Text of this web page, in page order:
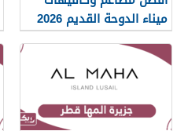
ميناء الدوحة القديم 2026